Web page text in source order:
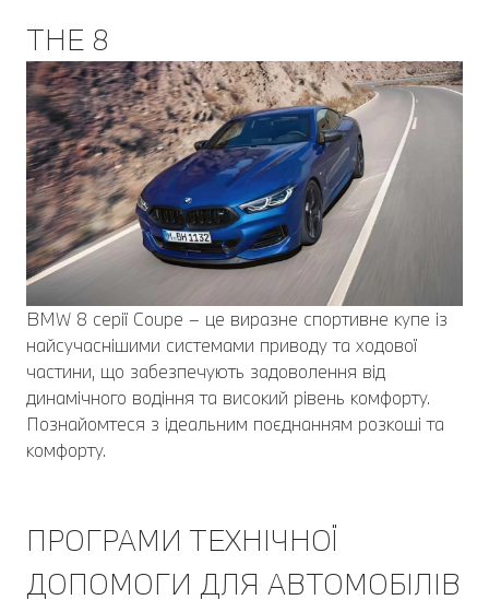
THE 8
BMW 8 серії Coupe – це виразне спортивне купе із
найсучаснішими системами приводу та ходової
частини, що забезпечують задоволення від
динамічного водіння та високий рівень комфорту.
Познайомтеся з ідеальним поєднанням розкоші та
комфорту.
ПРОГРАМИ ТЕХНІЧНОЇ
ДОПОМОГИ ДЛЯ АВТОМОБІЛІВ